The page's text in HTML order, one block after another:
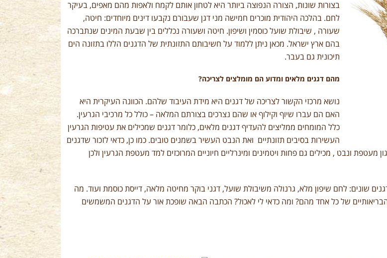
בצורות שונות, הצורה הנפוצה ביותר היא לטחון אותם לקמח ולאפות מהם מאפים, בעיקר
לחם. בהלכה היהודית מוכרים חמישה מני דגן שעבורם נקבעו דינים מיוחדים: חיטה,
שעורה , שיבולת שועל כוסמין ושיפון. חיטה ושעורה נכללים בין שבעת המינים שנתברכה
בהם ארץ ישראל. מכאן ניתן ללמוד על חשיבותם התזונתית של הדגנים הללו בתזונה הים
תיכונית גם בעבר.
מהם דגנים מלאים ומדוע הם מומלצים לצריכה?
נושא מרכזי הקשור לצריכה של דגנים היא מידת העיבוד שלהם. הכוונה העיקרית היא
האם הם עברו שיוף וקילוף או שהם נצרכים בצורתם המלאה – כולל כל מרכיבי הגרעין.
כלל המומחים ממליצים להעדיף דגנים מלאים, כלומר דגנים שמכילים את עטיפות הגרעין
העשירות בסיבים תזונתיים ואת הנבט העשיר בשמנים טובים. כמו כן, כדאי לזכור שדגנים
מעטפת ונבט , מכילים גם פחות ויטמינים ומינרליים חיוניים המרוכזים למד מעטפת הגרעין ולכן
שונים: לחם שיפון מלא, גרנולה משיבולת שועל, דגני בוקר מחיטה מלאה, דייסת כוסמת ועוד. מה
של כל אחד מהם? ומה כדאי לי לאכול? הכתבה הבאה שופכת אור על הדגנים המשמשים